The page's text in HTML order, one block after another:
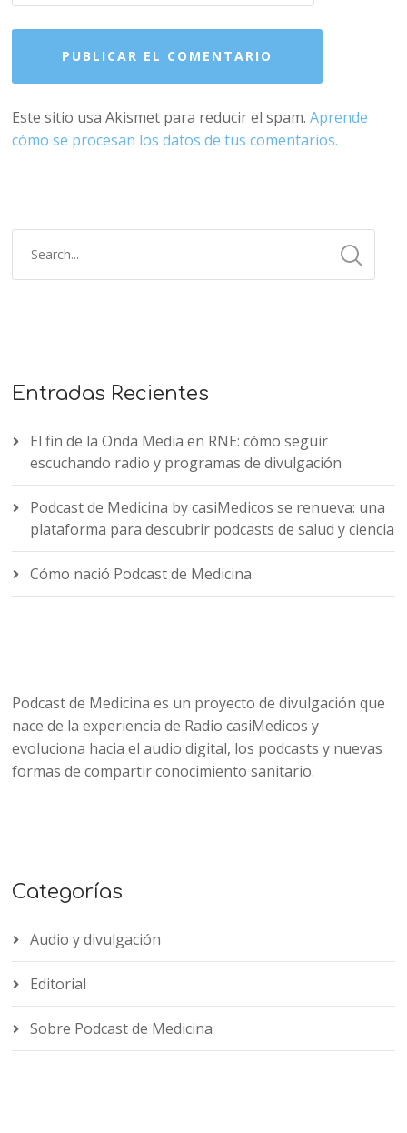
Este sitio usa Akismet para reducir el spam.Aprende
cómo se procesan los datos de tus comentarios.
Entradas Recientes
El fin de la Onda Media en RNE: cómo seguir
escuchando radio y programas de divulgación
Podcast de Medicina by casiMedicos se renueva: una
plataforma para descubrir podcasts de salud y ciencia
Cómo nació Podcast de Medicina
Podcast de Medicina es un proyecto de divulgación que
nace de la experiencia de Radio casiMedicos y
evoluciona hacia el audio digital, los podcasts y nuevas
formas de compartir conocimiento sanitario.
Categorías
Audio y divulgación
Editorial
Sobre Podcast de Medicina